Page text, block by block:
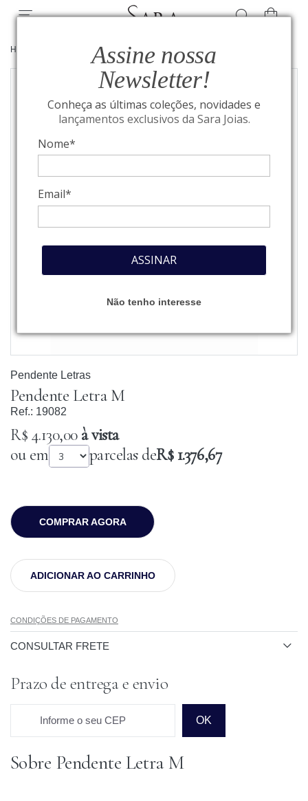
Assine nossa
Newsletter!
Conheça as últimas coleções, novidades e
lançamentos exclusivos da Sara Joias.
Nome*
Email*
ASSINAR
Não tenho interesse
HOME PENDENTE LETRAS
Pendente Letras
Pendente Letra M
Ref.: 19082
R$ 4.130,00à vista
ou em
parcelas deR$ 1.376,67
COMPRAR AGORA
ADICIONAR AO CARRINHO
CONDIÇÕES DE PAGAMENTO
CONSULTAR FRETE
Prazo de entrega e envio
Informe o seu CEP OK
Prazo para o CEP
Sobre Pendente Letra M